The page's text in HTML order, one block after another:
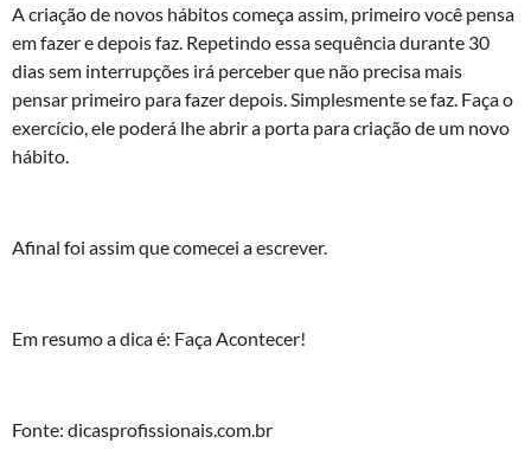
A criação de novos hábitos começa assim, primeiro você pensa
em fazer e depois faz. Repetindo essa sequência durante 30
dias sem interrupções irá perceber que não precisa mais
pensar primeiro para fazer depois. Simplesmente se faz. Faça o
exercício, ele poderá lhe abrir a porta para criação de um novo
hábito.
Afinal foi assim que comecei a escrever.
Em resumo a dica é: Faça Acontecer!
Fonte: dicasprofissionais.com.br